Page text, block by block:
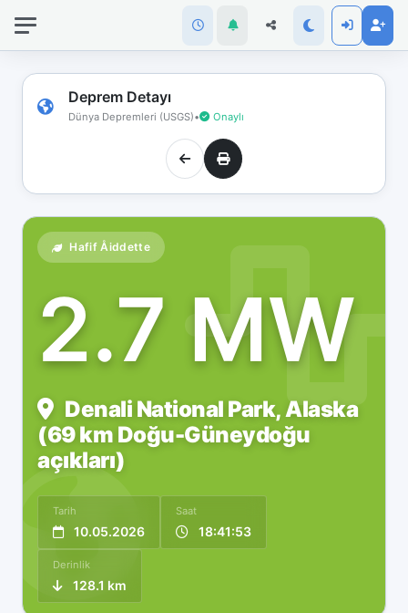
Deprem Detayı
Dünya Depremleri (USGS)• Onaylı
Hafif Åiddette
2.7 MW
Denali National Park, Alaska
(69 km Doğu-Güneydoğu
açıkları)
Tarih
10.05.2026
Saat
18:41:53
Derinlik
128.1 km
bağlantınız
koptu!
Çevrimdışı
moddasınız.